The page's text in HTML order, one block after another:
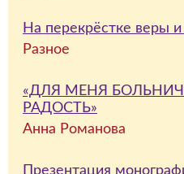
На перекрёстке веры и
Разное
«ДЛЯ МЕНЯ
РАДОСТЬ»
Анна Романова
Презентация